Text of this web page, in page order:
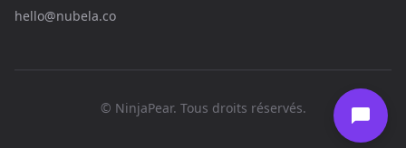
hello@nubela.co
© NinjaPear. Tous droits réservés.